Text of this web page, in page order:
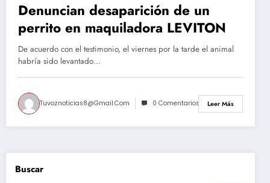
Denuncian desaparición de un
perrito en maquiladora LEVITON
De acuerdo con el testimonio, el viernes por la tarde el animal
habría sido levantado…
Tuvoznoticias8@gmail.com 0 Comentarios Leer Más
Buscar